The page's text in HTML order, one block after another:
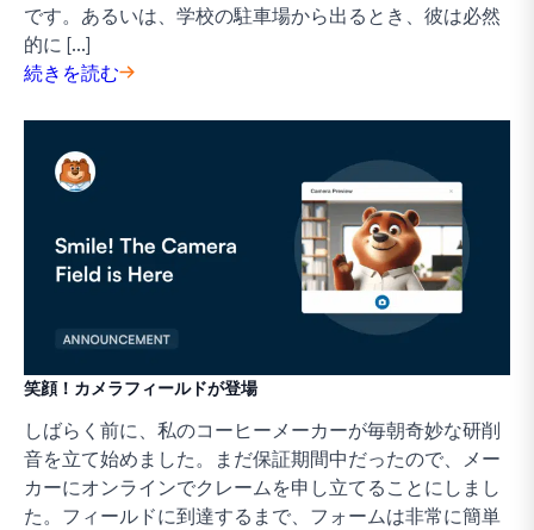
です。あるいは、学校の駐車場から出るとき、彼は必然
的に [...]
続きを読む
笑顔！カメラフィールドが登場
しばらく前に、私のコーヒーメーカーが毎朝奇妙な研削
音を立て始めました。まだ保証期間中だったので、メー
カーにオンラインでクレームを申し立てることにしまし
た。フィールドに到達するまで、フォームは非常に簡単